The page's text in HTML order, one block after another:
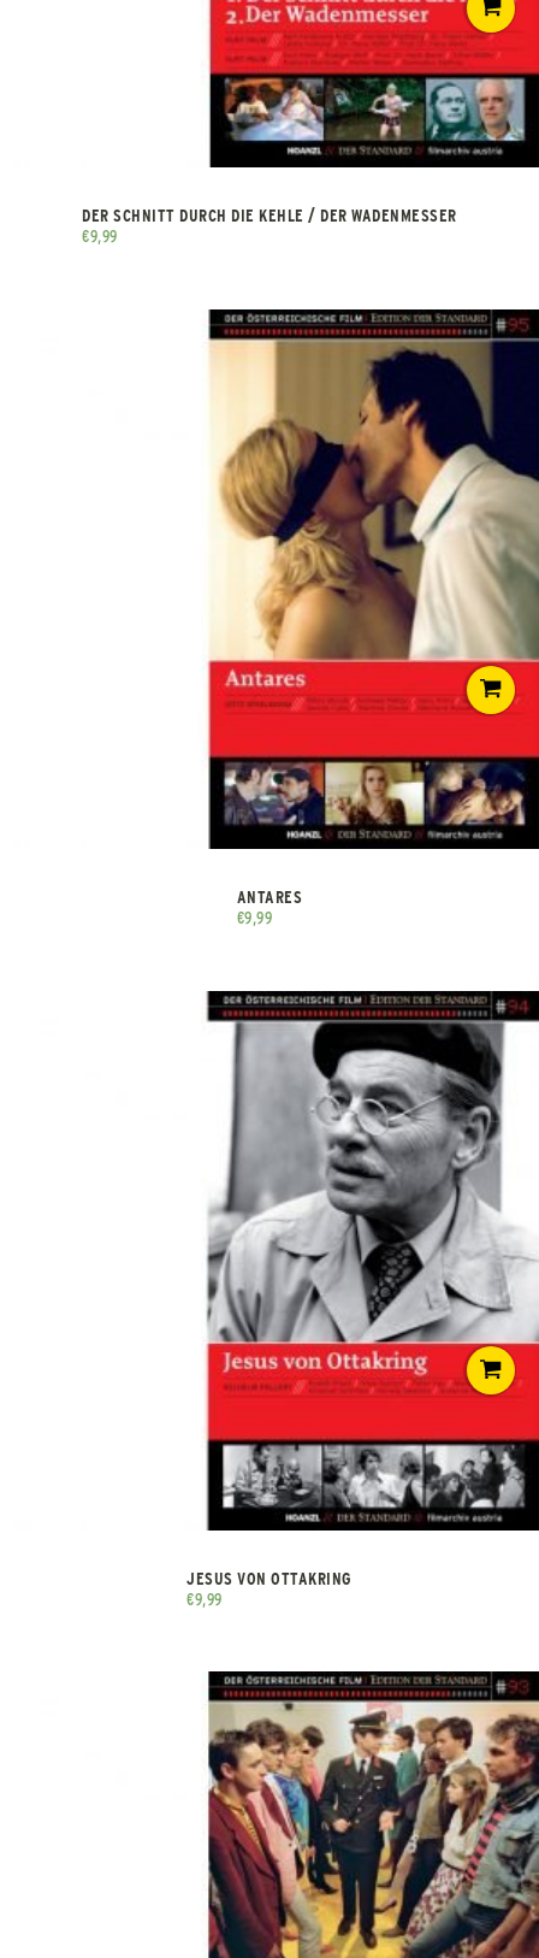
DER SCHNITT DURCH DIE KEHLE / DER WADENMESSER
€9,99
ANTARES
€9,99
JESUS VON OTTAKRING
€9,99